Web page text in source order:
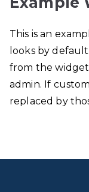
This is an
looks by
from the
admin. If
replaced by